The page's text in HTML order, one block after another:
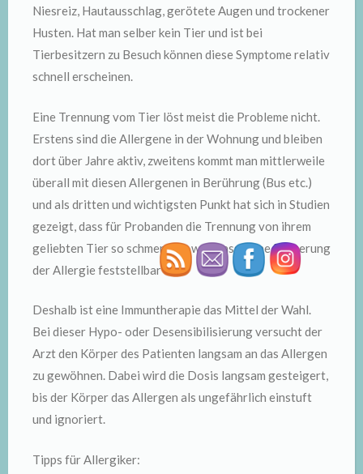
Niesreiz, Hautausschlag, gerötete Augen und trockener
Husten. Hat man selber kein Tier und ist bei
Tierbesitzern zu Besuch können diese Symptome relativ
schnell erscheinen.
Eine Trennung vom Tier löst meist die Probleme nicht.
Erstens sind die Allergene in der Wohnung und bleiben
dort über Jahre aktiv, zweitens kommt man mittlerweile
überall mit diesen Allergenen in Berührung (Bus etc.)
und als dritten und wichtigsten Punkt hat sich in Studien
gezeigt, dass für Probanden die Trennung von ihrem
geliebten Tier so schmerzlich war, dass keine Besserung
der Allergie feststellbar war.
Deshalb ist eine Immuntherapie das Mittel der Wahl.
Bei dieser Hypo- oder Desensibilisierung versucht der
Arzt den Körper des Patienten langsam an das Allergen
zu gewöhnen. Dabei wird die Dosis langsam gesteigert,
bis der Körper das Allergen als ungefährlich einstuft
und ignoriert.
Tipps für Allergiker: